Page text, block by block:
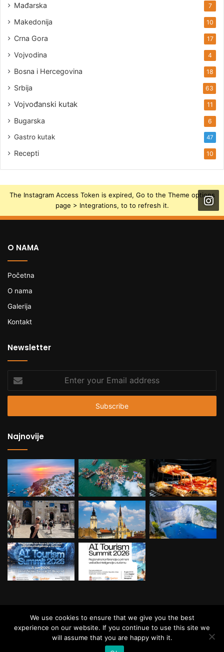
Mađarska 7
Makedonija 10
Crna Gora 17
Vojvodina 4
Bosna i Hercegovina 18
Srbija 63
Vojvođanski kutak 11
Bugarska 6
Gastro kutak 47
Recepti 10
The Instagram Access Token is expired, Go to the Theme options
page > Integrations, to to refresh it.
O NAMA
Početna
O nama
Galerija
Kontakt
Newsletter
your
Email
Najnovije
© Copyright Balkan Travel, All Rights
Reserved.
We use cookies to ensure that we give you the best
experience on our website. If you continue to use this site we
will assume that you are happy with it.